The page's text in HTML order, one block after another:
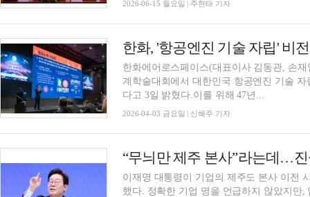
2026-06-15 월요일 | 주현태 기자
한화에어로스페이스(대표이사 김동관, 손
계학술대회에서 대한민국 항공엔진 기술
다고 3일 밝혔다.이를 위해 47년...
2026-04-03 금요일 | 신혜주 기자
“무늬만 제주 본사”라는데…진
이재명 대통령이 기업의 제주도 본사 이전
했다. 정확한 기업 명을 언급하지 않았지만